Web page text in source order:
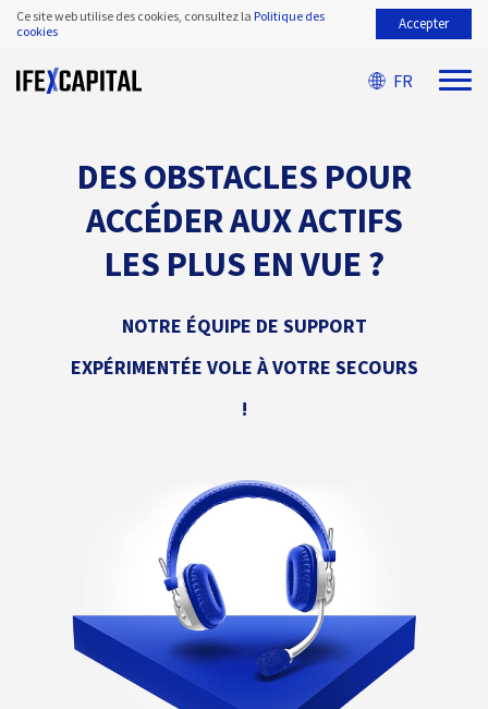
Ce site web utilise des cookies, consultez la Politique des
cookies
Accepter
FR
DES OBSTACLES POUR
ACCÉDER AUX ACTIFS
LES PLUS EN VUE ?
NOTRE ÉQUIPE DE SUPPORT
EXPÉRIMENTÉE VOLE À VOTRE SECOURS
!